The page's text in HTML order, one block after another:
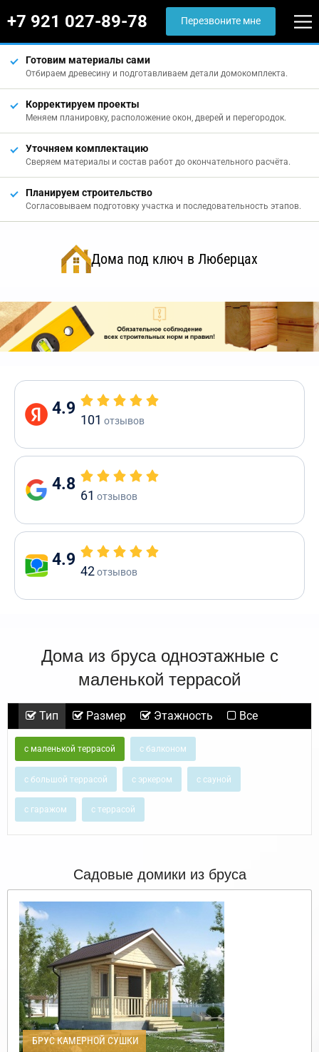
+7 921 027-89-78 Перезвоните мне
Готовим материалы сами
Отбираем древесину и подготавливаем детали домокомплекта.
Корректируем проекты
Меняем планировку, расположение окон, дверей и перегородок.
Уточняем комплектацию
Сверяем материалы и состав работ до окончательного расчёта.
Планируем строительство
Согласовываем подготовку участка и последовательность этапов.
Дома под ключ в Люберцах
4.9
101 отзывов
4.8
61 отзывов
4.9
42отзывов
Дома из бруса одноэтажные с
маленькой террасой
Тип Размер Этажность Все
с маленькой террасой с балконом
с большой террасой с эркером с сауной
с гаражом с террасой
Садовые домики из бруса
БРУС КАМЕРНОЙ СУШКИ